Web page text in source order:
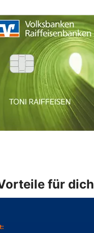
für dich